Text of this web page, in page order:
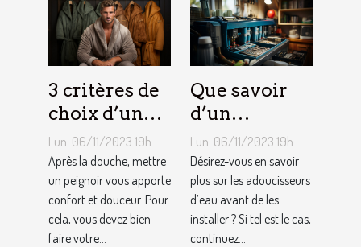
3 critères de
choix d’un
peignoir de
bain pour
homme ?
Lun. 06/11/2023 19h
Après la douche, mettre
un peignoir vous apporte
confort et douceur. Pour
cela, vous devez bien
faire votre...
Que savoir
d’un
adoucisseur
d’eau ?
Lun. 06/11/2023 19h
Désirez-vous en savoir
plus sur les adoucisseurs
d’eau avant de les
installer ? Si tel est le cas,
continuez...